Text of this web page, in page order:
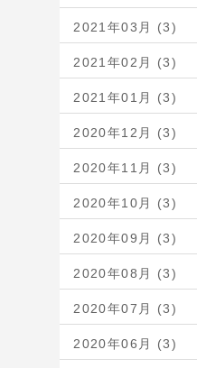
2021年03月 (3)
2021年02月 (3)
2021年01月 (3)
2020年12月 (3)
2020年11月 (3)
2020年10月 (3)
2020年09月 (3)
2020年08月 (3)
2020年07月 (3)
2020年06月 (3)